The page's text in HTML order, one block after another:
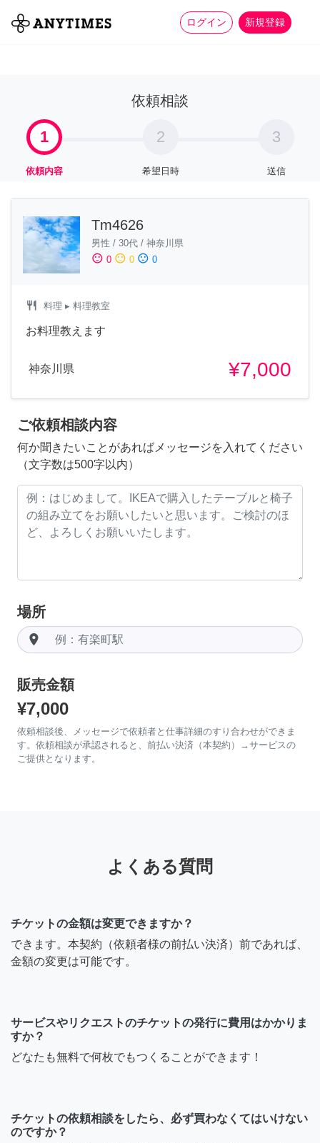
ログイン 新規登録
全て 家事 more_horiz
依頼相談
1
依頼内容
2
希望日時
3
送信
Tm4626
男性 / 30代 / 神奈川県
sentiment_satisfied 0 sentiment_neutral 0 sentiment_dissatisfied 0
restaurant 料理 ▸ 料理教室
お料理教えます
神奈川県 ¥7,000
ご依頼相談内容
何か聞きたいことがあればメッセージを入れてください
（文字数は500字以内）
場所
room
販売金額
¥7,000
依頼相談後、メッセージで依頼者と仕事詳細のすり合わせができま
す。依頼相談が承認されると、前払い決済（本契約）→サービスの
ご提供となります。
よくある質問
チケットの金額は変更できますか？
できます。本契約（依頼者様の前払い決済）前であれば、
金額の変更は可能です。
サービスやリクエストのチケットの発行に費用はかかりま
すか？
どなたも無料で何枚でもつくることができます！
チケットの依頼相談をしたら、必ず買わなくてはいけない
のですか？